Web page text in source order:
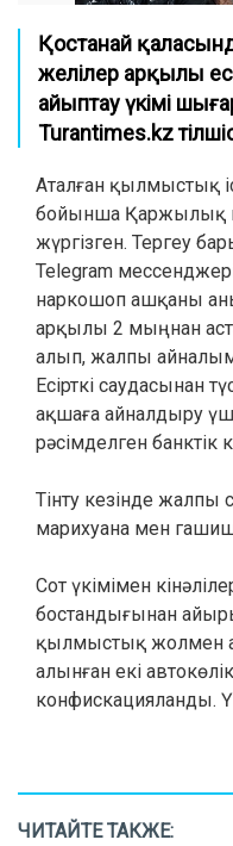
Қостанай
желілер арқылы
айыптау үкімі
Turantimes.kz
Аталған қылмыстық
бойынша Қаржылық
жүргізген. Тергеу
Telegram
наркошоп ашқаны
арқылы 2 мыңнан
алып, жалпы
Есірткі саудасынан
ақшаға айналдыру
рәсімделген банктік
Тінту кезінде жалпы
марихуана мен гашиш
Сот үкімімен
бостандығынан
қылмыстық жолмен
алынған екі
конфискацияланды.
ЧИТАЙТЕ ТАКЖЕ: